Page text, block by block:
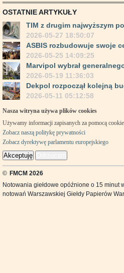
OSTATNIE ARTYKUŁY
TIM z drugim najwyższym
2026-05-27 18:50:07
ASBIS rozbudowuje swoje
2026-05-25 14:09:25
Marvipol wybrał
2026-05-19 11:36:03
Dekpol rozpoczął kolejną
2026-05-11 05:12:58
Nasza witryna używa plików cookies
Używamy informacji zapisanych za pomocą
Zobacz naszą politykę prywatności
Zobacz dyrektywę parlamentu europejskiego
Akceptuję
© FMCM 2026
Notowania giełdowe opóźnione o 15 minut
notowań Warszawskiej Giełdy Papierów